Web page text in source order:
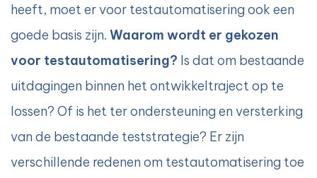
heeft, moet er voor testautomatisering ook een
goede basis zijn. Waarom wordt er gekozen
voor testautomatisering? Is dat om bestaande
uitdagingen binnen het ontwikkeltraject op te
lossen? Of is het ter ondersteuning en versterking
van de bestaande teststrategie? Er zijn
verschillende redenen om testautomatisering toe